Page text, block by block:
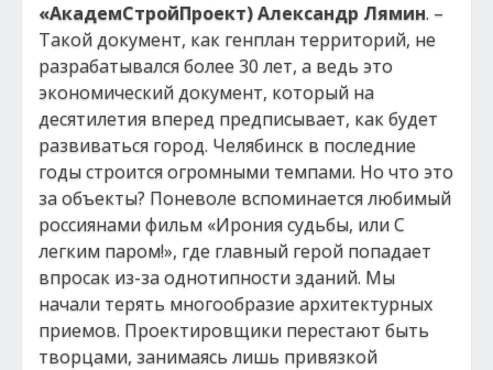
«АкадемСтройПроект)Александр Лямин. –
Такой документ, как генплан территорий, не
разрабатывался более 30 лет, а ведь это
экономический документ, который на
десятилетия вперед предписывает, как будет
развиваться город. Челябинск в последние
годы строится огромными темпами. Но что это
за объекты? Поневоле вспоминается любимый
россиянами фильм «Ирония судьбы, или С
легким паром!», где главный герой попадает
впросак из-за однотипности зданий. Мы
начали терять многообразие архитектурных
приемов. Проектировщики перестают быть
творцами, занимаясь лишь привязкой